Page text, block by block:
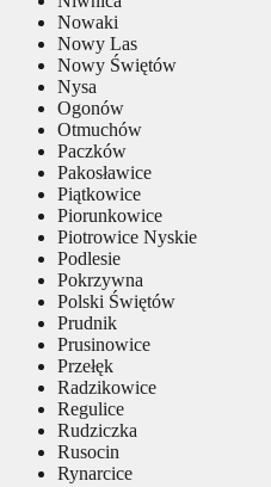
Nowaki
Nowy Las
Nowy Świętów
Nysa
Ogonów
Otmuchów
Paczków
Pakosławice
Piątkowice
Piorunkowice
Piotrowice Nyskie
Podlesie
Pokrzywna
Polski Świętów
Prudnik
Prusinowice
Przełęk
Radzikowice
Regulice
Rudziczka
Rusocin
Rynarcice